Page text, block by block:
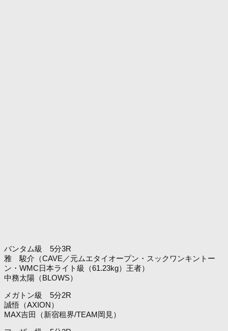
バンタム級 5分3R
雅 駿介（CAVE／元ムエタイオープン・スックワンキントー
ン・WMC日本ライト級（61.23kg）王者）
中務太陽（BLOWS）
メガトン級 5分2R
誠悟（AXION）
MAX吉田（新宿租界/TEAM岡見）